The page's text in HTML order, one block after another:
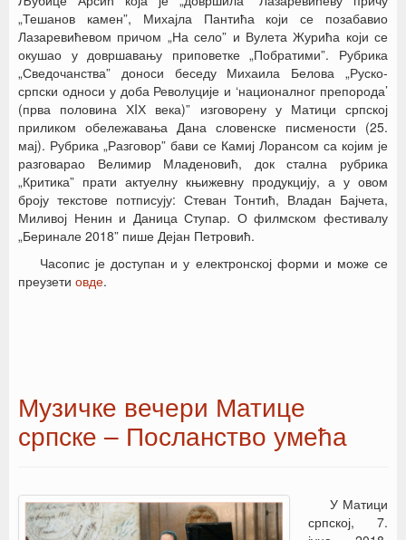
„Тешанов камен”, Михајла Пантића који се позабавио
Лазаревићевом причом „На село” и Вулета Журића који се
окушао у довршавању приповетке „Побратими”. Рубрика
„Сведочанства” доноси беседу Михаила Белова „Руско-
српски односи у доба Револуције и ‘националног препорода’
(прва половина ХIХ века)” изговорену у Матици српској
приликом обележавања Дана словенске писмености (25.
мај). Рубрика „Разговор” бави се Камиј Лорансом са којим је
разговарао Велимир Младеновић, док стална рубрика
„Критика” прати актуелну књижевну продукцију, а у овом
броју текстове потписују: Стеван Тонтић, Владан Бајчета,
Миливој Ненин и Даница Ступар. О филмском фестивалу
„Беринале 2018” пише Дејан Петровић.
Часопис је доступан и у електронској форми и може се
преузети овде.
Музичке вечери Матице
српске – Посланство умећа
У Матици
српској, 7.